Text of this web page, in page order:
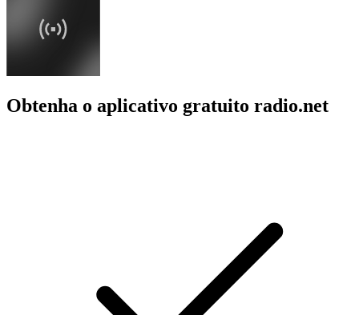
Obtenha o aplicativo gratuito radio.net